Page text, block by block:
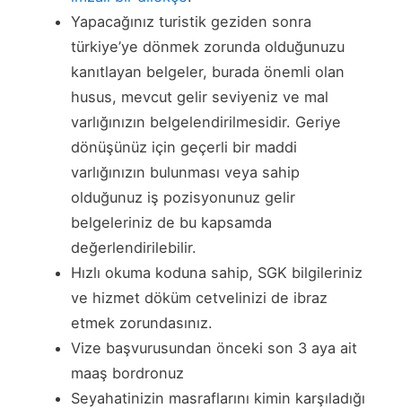
Yapacağınız turistik geziden sonra
türkiye’ye dönmek zorunda olduğunuzu
kanıtlayan belgeler, burada önemli olan
husus, mevcut gelir seviyeniz ve mal
varlığınızın belgelendirilmesidir. Geriye
dönüşünüz için geçerli bir maddi
varlığınızın bulunması veya sahip
olduğunuz iş pozisyonunuz gelir
belgeleriniz de bu kapsamda
değerlendirilebilir.
Hızlı okuma koduna sahip, SGK bilgileriniz
ve hizmet döküm cetvelinizi de ibraz
etmek zorundasınız.
Vize başvurusundan önceki son 3 aya ait
maaş bordronuz
Seyahatinizin masraflarını kimin karşıladığı